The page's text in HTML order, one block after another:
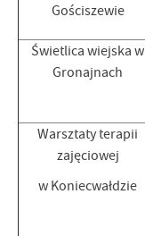
Gościszewie
Świetlica wiejska w
Gronajnach
Warsztaty terapii
zajęciowej
w Koniecwałdzie